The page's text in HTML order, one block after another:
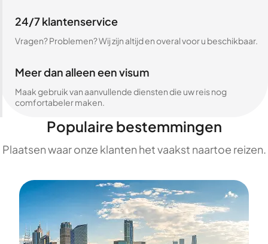
24/7 klantenservice
Vragen? Problemen? Wij zijn altijd en overal voor u beschikbaar.
Meer dan alleen een visum
Maak gebruik van aanvullende diensten die uw reis nog
comfortabeler maken.
Populaire bestemmingen
Plaatsen waar onze klanten het vaakst naartoe reizen.